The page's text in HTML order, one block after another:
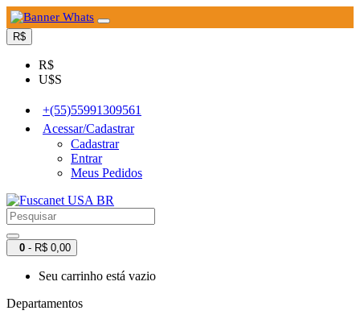
R$
R$
U$S
+(55)55991309561
Acessar/Cadastrar
Cadastrar
Entrar
Meus Pedidos
0 - R$ 0,00
Seu carrinho está vazio
Departamentos